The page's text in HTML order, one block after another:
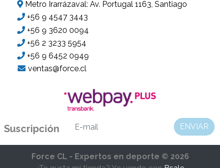
Metro Irarrázaval: Av. Portugal 1163, Santiago
+56 9 4547 3443
+56 9 3620 0094
+56 2 3233 5954
+56 9 6452 0949
ventas@force.cl
Suscripción ENVIAR
Force CL - Expertos en deporte © 2026